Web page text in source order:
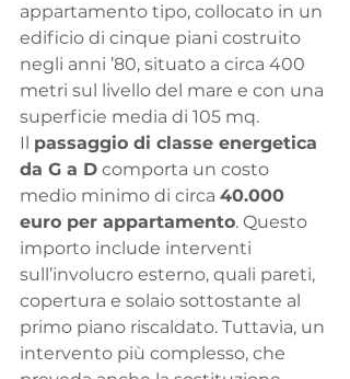
appartamento tipo, collocato in un
edificio di cinque piani costruito
negli anni ’80, situato a circa 400
metri sul livello del mare e con una
superficie media di 105 mq.
Il passaggio di classe energetica
da G a D comporta un costo
medio minimo di circa 40.000
euro per appartamento. Questo
importo include interventi
sull’involucro esterno, quali pareti,
copertura e solaio sottostante al
primo piano riscaldato. Tuttavia, un
intervento più complesso, che